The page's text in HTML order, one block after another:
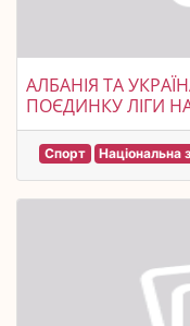
АЛБАНІЯ ТА
ПОЄДИНКУ ЛІГИ
Спорт Національна